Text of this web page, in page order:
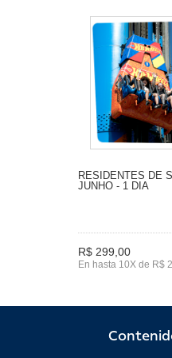
RESIDENTES DE
JUNHO - 1 DIA
R$ 299,00
En hasta 10X de R$